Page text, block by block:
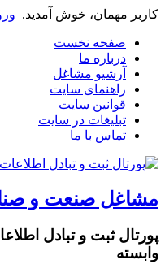
کاربر مهمان، خوش آمدید.
صفحه نخست
درباره ما
آرشیو مشاغل
راهنمای سایت
قوانین سایت
تبلیغات در سایت
تماس با ما
مشاغل صنعت و
پورتال ثبت و تبادل
وابسته